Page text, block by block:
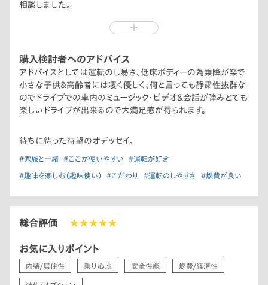
相談しました。
購入検討者へのアドバイス
アドバイスとしては運転のし易さ、低床ボディーの為乗降が楽で
小さな子供＆高齢者には凄く優しく、何と言っても静粛性抜群な
のでドライブでの車内のミュージック・ビデオ＆会話が弾みとても
楽しいドライブが出来るので大満足感が得られます。
待ちに待った待望のオデッセイ。
#家族と一緒 #ここが使いやすい #運転が好き
#趣味を楽しむ（趣味使い） #こだわり #運転のしやすさ #燃費が良い
総合評価 ★★★★★
お気に入りポイント
内装/居住性 乗り心地 安全性能 燃費/経済性